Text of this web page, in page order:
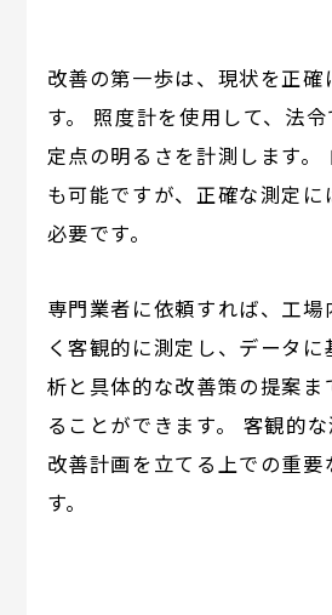
改善の第一歩は、現状を正確
す。 照度計を使用して、法
定点の明るさを計測します。
も可能ですが、正確な測定
必要です。
専門業者に依頼すれば、工場
く客観的に測定し、データ
析と具体的な改善策の提案ま
ることができます。 客観的な
改善計画を立てる上での重要
す。